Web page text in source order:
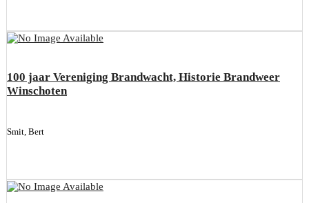
100 jaar Vereniging Brandwacht, Historie Brandweer
Winschoten
Smit, Bert